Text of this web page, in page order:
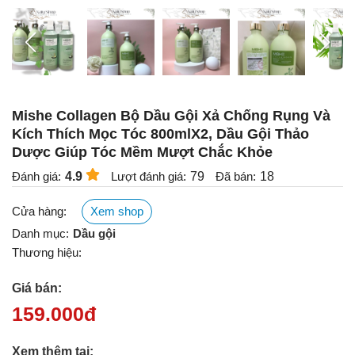
Mishe Collagen Bộ Dầu Gội Xả Chống Rụng Và
Kích Thích Mọc Tóc 800mlX2, Dầu Gội Thảo
Dược Giúp Tóc Mềm Mượt Chắc Khỏe
Đánh giá: 4.9 Lượt đánh giá: 79 Đã bán: 18
Cửa hàng:
Xem shop
Danh mục: Dầu gội
Thương hiệu:
Giá bán:
159.000đ
Xem thêm tại: